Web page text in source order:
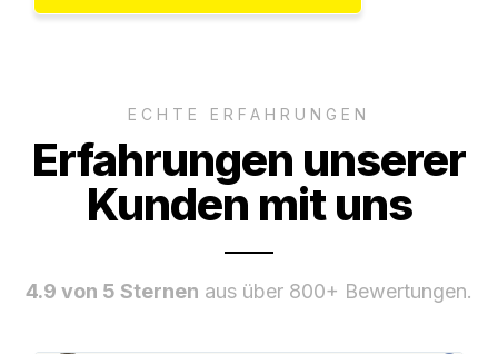
ECHTE ERFAHRUNGEN
Erfahrungen unserer
Kunden mit uns
4.9 von 5 Sternen aus über 800+ Bewertungen.